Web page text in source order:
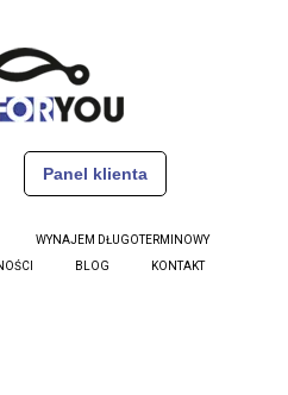
Panel klienta
WYNAJEM DŁUGOTERMINOWY
BLOG KONTAKT